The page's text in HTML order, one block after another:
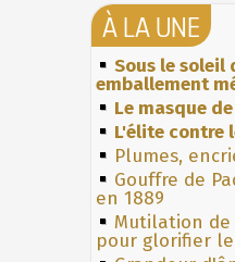
À LA UNE
Sous le soleil
emballement
Le masque
L'élite contre
Plumes,
Gouffre de
en 1889
Mutilation de
pour glorifier